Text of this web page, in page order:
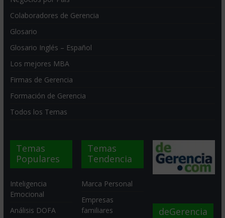
Colaboradores de Gerencia
Glosario
Glosario Inglés – Español
Los mejores MBA
Firmas de Gerencia
Formación de Gerencia
Todos los Temas
Temas
Populares
Inteligencia
Emocional
Análisis DOFA
Temas
Tendencia
Marca Personal
Empresas
familiares
deGerencia